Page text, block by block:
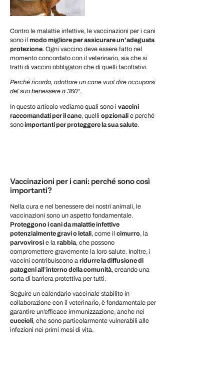
Contro le malattie infettive, le vaccinazioni per i cani
sono il modo migliore per assicurare un’adeguata
protezione. Ogni vaccino deve essere fatto nel
momento concordato con il veterinario, sia che si
tratti di vaccini obbligatori che di quelli facoltativi.
Perché ricorda, adottare un cane vuol dire occuparsi
del suo benessere a 360°.
In questo articolo vediamo quali sono i vaccini
raccomandati per il cane, quelli opzionali e perché
sonoimportanti per proteggere la sua salute.
Vaccinazioni per i cani: perché sono così
importanti?
Nella cura e nel benessere dei nostri animali, le
vaccinazioni sono un aspetto fondamentale.
Proteggono i cani da malattie infettive
potenzialmente gravi o letali, come il cimurro, la
parvovirosi e la rabbia, che possono
compromettere gravemente la loro salute. Inoltre, i
vaccini contribuiscono a ridurre la diffusione di
patogeni all’interno della comunità, creando una
sorta di barriera protettiva per tutti.
Seguire un calendario vaccinale stabilito in
collaborazione con il veterinario, è fondamentale per
garantire un’efficace immunizzazione, anche nei
cuccioli, che sono particolarmente vulnerabili alle
infezioni nei primi mesi di vita.